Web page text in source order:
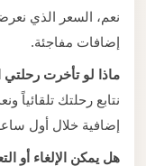
نعم، السعر الذي
إضافات مفاجئة.
ماذا لو تأخرت رحلتي
نتابع رحلتك
إضافية خلال أول ساعة
هل يمكن الإلغاء أو